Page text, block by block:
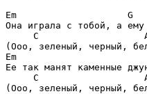
Em                    G
Она играла с тобой, а ему
С
Em
Ее так манят каменные
С
(Ооо, зеленый, черный,